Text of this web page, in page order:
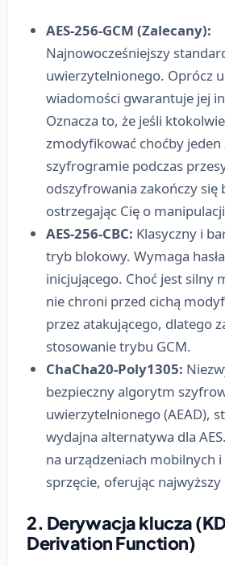
AES-256-GCM (Zalecany):
Najnowocześniejszy
uwierzytelnionego. Oprócz
wiadomości gwarantuje jej
Oznacza to, że jeśli
zmodyfikować choćby jeden
szyfrogramie podczas
odszyfrowania zakończy się
ostrzegając Cię o
AES-256-CBC: Klasyczny i
tryb blokowy. Wymaga
inicjującego. Choć jest silny
nie chroni przed cichą
przez atakującego, dlatego
stosowanie trybu GCM.
ChaCha20-Poly1305:
bezpieczny algorytm
uwierzytelnionego (AEAD),
wydajna alternatywa dla
na urządzeniach mobilnych
sprzęcie, oferując
2. Derywacja klucza
Derivation Function)